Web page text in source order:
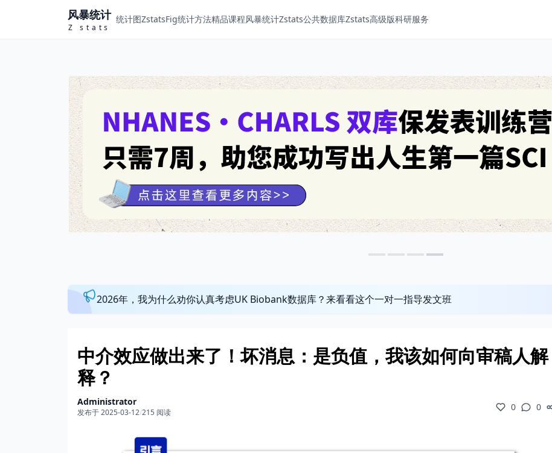
风暴统计
Z stats
统计图ZstatsFig统计方法精品课程风暴统计Zstats公共数据库Zstats高级版科研服务
2026年，我为什么劝你认真考虑UK Biobank数据库？来看看这个一对一指导发文班
中介效应做出来了！坏消息：是负值，我该如何向审稿人解
释？
Administrator
发布于 2025-03-12/215 阅读 0 0